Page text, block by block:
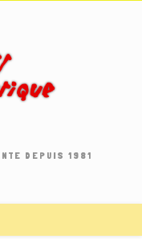
DEPUIS 1981